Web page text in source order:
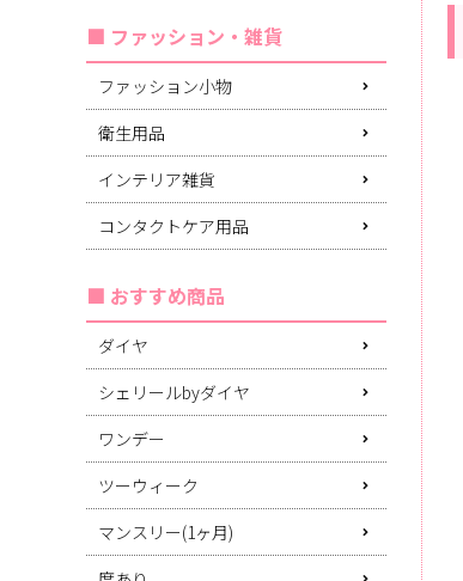
ファッション・雑貨
ファッション小物
衛生用品
インテリア雑貨
コンタクトケア用品
おすすめ商品
ダイヤ
シェリールbyダイヤ
ワンデー
ツーウィーク
マンスリー(1ヶ月)